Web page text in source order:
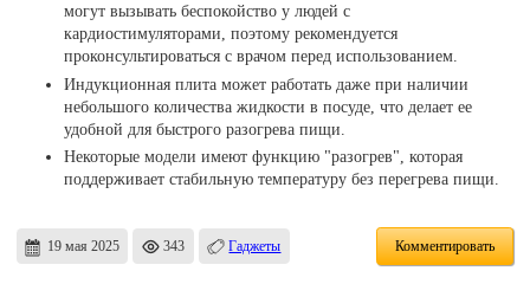
могут вызывать беспокойство у людей с
кардиостимуляторами, поэтому рекомендуется
проконсультироваться с врачом перед использованием.
Индукционная плита может работать даже при наличии
небольшого количества жидкости в посуде, что делает ее
удобной для быстрого разогрева пищи.
Некоторые модели имеют функцию "разогрев", которая
поддерживает стабильную температуру без перегрева пищи.
19 мая 2025 343 Гаджеты Комментировать